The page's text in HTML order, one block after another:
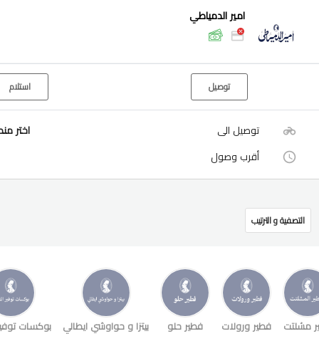
امير الدمياطي
توصيل استلام
توصيل الى اختر
أقرب وصول
التصفية و الترتيب
مشلتت فطير ورولات فطير حلو بيتزا و حواوشي ايطالي بوكسات